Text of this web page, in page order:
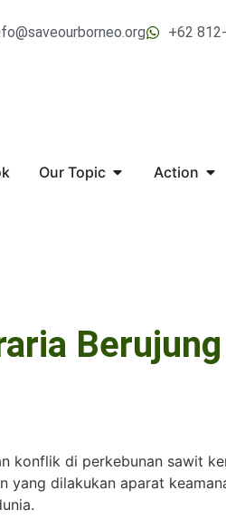
+62
Our Topic Action
konflik di perkebunan sawit
yang dilakukan aparat